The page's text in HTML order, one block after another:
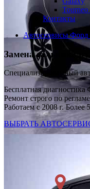
Tourneo
Контакты
Автосервисы Форд
Замена сальника
Специализированный
Бесплатная диагностика
Ремонт строго по
Работаем с 2008 г. Более
ВЫБРАТЬ